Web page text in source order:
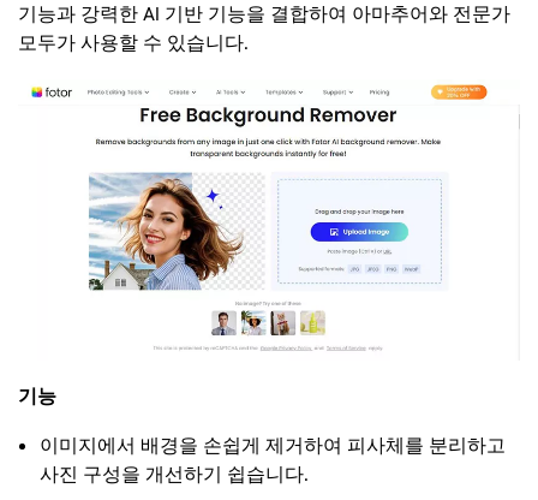
기능과 강력한 AI 기반 기능을 결합하여 아마추어와 전문가
모두가 사용할 수 있습니다.
기능
이미지에서 배경을 손쉽게 제거하여 피사체를 분리하고
사진 구성을 개선하기 쉽습니다.